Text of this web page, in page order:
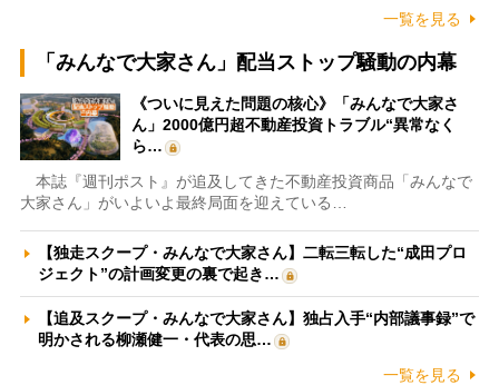
一覧を見る
「みんなで大家さん」配当ストップ騒動の内幕
《ついに見えた問題の核心》「みんなで大家さ
ん」2000億円超不動産投資トラブル“異常なく
ら…
本誌『週刊ポスト』が追及してきた不動産投資商品「みんなで
大家さん」がいよいよ最終局面を迎えている…
【独走スクープ・みんなで大家さん】二転三転した“成田プロ
ジェクト”の計画変更の裏で起き…
【追及スクープ・みんなで大家さん】独占入手“内部議事録”で
明かされる柳瀬健一・代表の思…
一覧を見る